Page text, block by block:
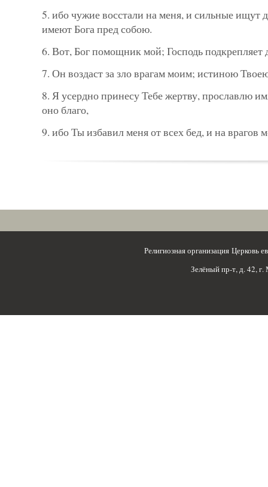
5. ибо чужие восстали на меня, и сильные ищут
имеют Бога пред собою.
6. Вот, Бог помощник мой; Господь
7. Он воздаст за зло врагам моим; истиною
8. Я усердно принесу Тебе жертву, прославлю
оно благо,
9. ибо Ты избавил меня от всех бед, и на врагов
Религиозная организация
Зелёный пр-т, д. 42,